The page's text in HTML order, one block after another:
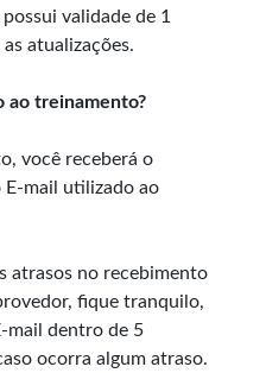
validade de 1
atualizações.
ao treinamento?
você receberá o
E-mail utilizado ao
atrasos no recebimento
fique tranquilo,
mail dentro de 5
ocorra algum atraso.